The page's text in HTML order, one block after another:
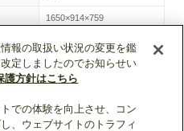
1650×914×759
H-BSG トップへ
ページトップへ戻る
報の取扱い状況の変更を鑑
定しましたのでお知らせい
護方針はこちら
での体験を向上させ、コン
、ウェブサイトのトラフィ